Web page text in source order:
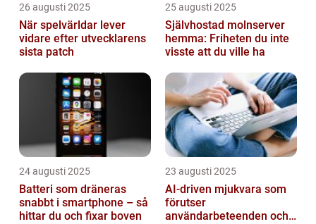
26 augusti 2025
När spelvärldar lever
vidare efter utvecklarens
sista patch
25 augusti 2025
Självhostad molnserver
hemma: Friheten du inte
visste att du ville ha
24 augusti 2025
Batteri som dräneras
snabbt i smartphone – så
hittar du och fixar boven
23 augusti 2025
AI-driven mjukvara som
förutser
användarbeteenden och